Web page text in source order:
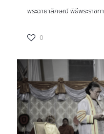
พระฉายาลักษณ์ พิธีพระราชทา
0